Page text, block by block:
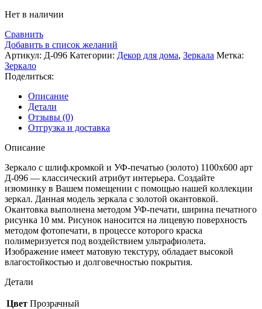
Нет в наличии
Сравнить
Добавить в список желаний
Артикул: Д-096 Категории: Декор для дома, Зеркала Метка:
Зеркало
Поделиться:
Описание
Детали
Отзывы (0)
Отгрузка и доставка
Описание
Зеркало с шлиф.кромкой и УФ-печатью (золото) 1100х600 арт
Д-096 — классический атрибут интерьера. Создайте
изюминку в Вашем помещении с помощью нашей коллекции
зеркал. Данная модель зеркала с золотой окантовкой.
Окантовка выполнена методом УФ-печати, ширина печатного
рисунка 10 мм. Рисунок наносится на лицевую поверхность
методом фотопечати, в процессе которого краска
полимеризуется под воздействием ультрафиолета.
Изображение имеет матовую текстуру, обладает высокой
влагостойкостью и долговечностью покрытия.
Детали
Цвет Прозрачный